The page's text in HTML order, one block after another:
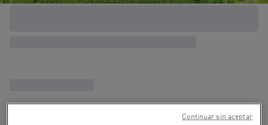
Continuar sin aceptar